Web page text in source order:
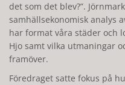
det som det blev?”.
samhällsekonomisk analys
har format våra städer och
Hjo samt vilka utmaningar
framöver.
Föredraget satte fokus på